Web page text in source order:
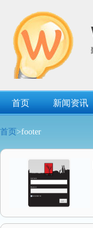
首页 新闻资讯
首页 >footer